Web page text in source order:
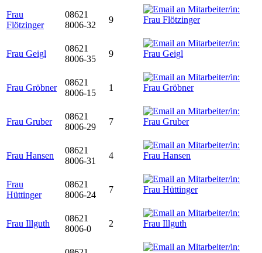
Frau
Flötzinger
08621
8006-32
9
Frau Geigl
08621
8006-35
9
Frau Gröbner
08621
8006-15
1
Frau Gruber
08621
8006-29
7
Frau Hansen
08621
8006-31
4
Frau
Hüttinger
08621
8006-24
7
Frau Illguth
08621
8006-0
2